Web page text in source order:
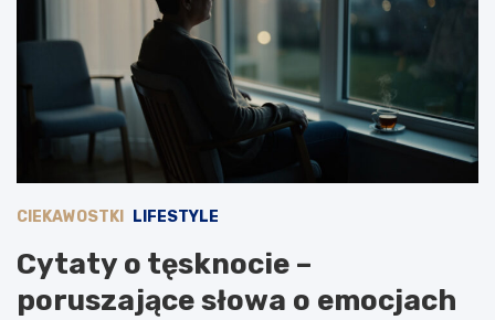
CIEKAWOSTKI LIFESTYLE
Cytaty o tęsknocie –
poruszające słowa o emocjach